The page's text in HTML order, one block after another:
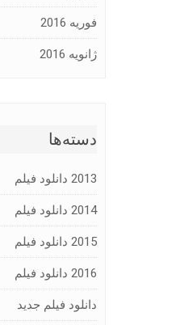
فوریه 2016
ژانویه 2016
دسته‌ها
2013 دانلود فیلم
2014 دانلود فیلم
2015 دانلود فیلم
2016 دانلود فیلم
دانلود فیلم جدید